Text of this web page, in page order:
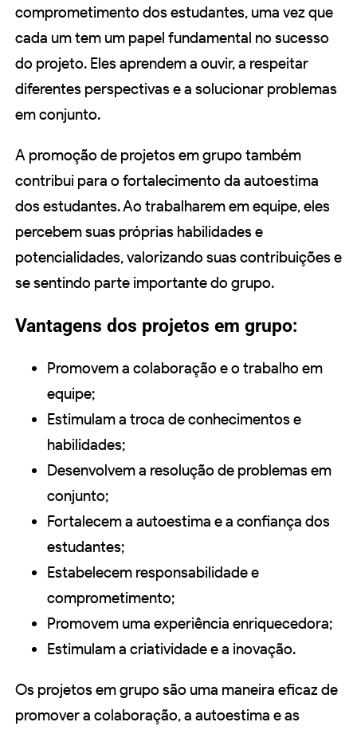
comprometimento dos estudantes, uma vez que
cada um tem um papel fundamental no sucesso
do projeto. Eles aprendem a ouvir, a respeitar
diferentes perspectivas e a solucionar problemas
em conjunto.
A promoção de projetos em grupo também
contribui para o fortalecimento da autoestima
dos estudantes. Ao trabalharem em equipe, eles
percebem suas próprias habilidades e
potencialidades, valorizando suas contribuições e
se sentindo parte importante do grupo.
Vantagens dos projetos em grupo:
Promovem a colaboração e o trabalho em
equipe;
Estimulam a troca de conhecimentos e
habilidades;
Desenvolvem a resolução de problemas em
conjunto;
Fortalecem a autoestima e a confiança dos
estudantes;
Estabelecem responsabilidade e
comprometimento;
Promovem uma experiência enriquecedora;
Estimulam a criatividade e a inovação.
Os projetos em grupo são uma maneira eficaz de
promover a colaboração, a autoestima e as